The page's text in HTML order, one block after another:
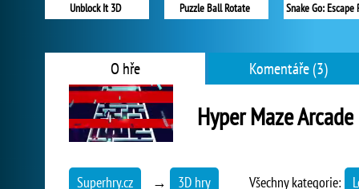
Unblock It 3D Puzzle Ball Rotate Snake Go: Escape
O hře Komentáře (3)
Hyper Maze Arcade
Superhry.cz → 3D hry Všechny kategorie: